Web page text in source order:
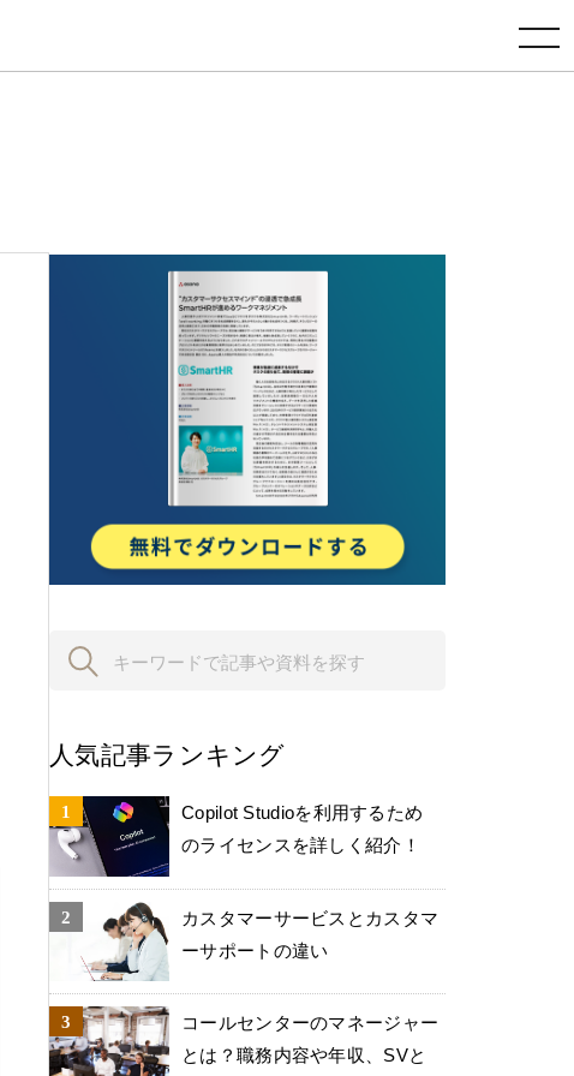
toggle navigation
人気記事ランキング
Copilot Studioを利用するため
のライセンスを詳しく紹介！
カスタマーサービスとカスタマ
ーサポートの違い
コールセンターのマネージャー
とは？職務内容や年収、SVと